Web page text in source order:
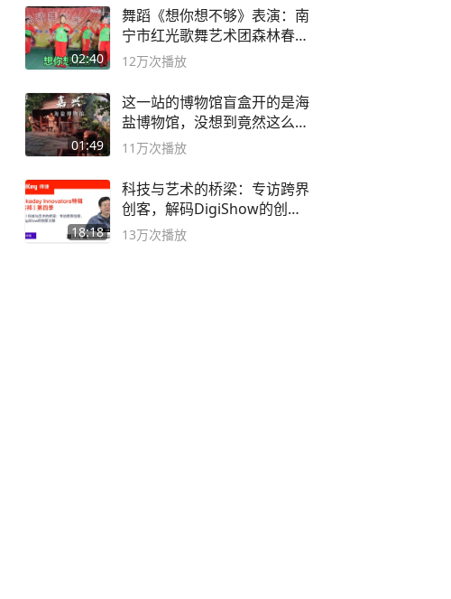
02:40
舞蹈《想你想不够》表演：南
宁市红光歌舞艺术团森林春红
舞蹈队。
12万次播放
01:49
这一站的博物馆盲盒开的是海
盐博物馆，没想到竟然这么好
逛！
11万次播放
18:18
科技与艺术的桥梁：专访跨界
创客，解码DigiShow的创新
之路
13万次播放